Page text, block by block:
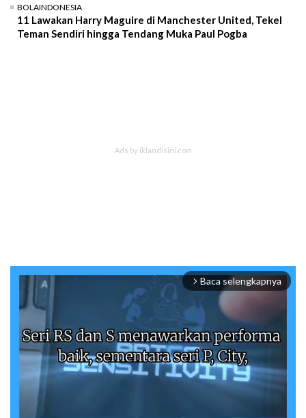
BOLAINDONESIA
11 Lawakan Harry Maguire di Manchester United, Tekel
Teman Sendiri hingga Tendang Muka Paul Pogba
arrow_forward_ios Baca selengkapnya